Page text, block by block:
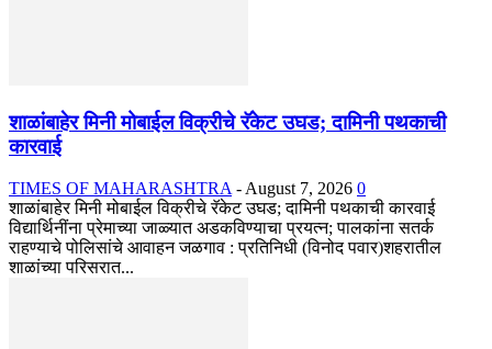
शाळांबाहेर मिनी मोबाईल विक्रीचे रॅकेट उघड; दामिनी पथकाची
कारवाई
TIMES OF MAHARASHTRA - August 7, 2026 0
शाळांबाहेर मिनी मोबाईल विक्रीचे रॅकेट उघड; दामिनी पथकाची कारवाई
विद्यार्थिनींना प्रेमाच्या जाळ्यात अडकविण्याचा प्रयत्न; पालकांना सतर्क
राहण्याचे पोलिसांचे आवाहन जळगाव : प्रतिनिधी (विनोद पवार)शहरातील
शाळांच्या परिसरात...